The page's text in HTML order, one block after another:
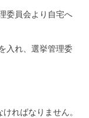
委員会より自宅へ
入れ、選挙管理委
ればなりません。